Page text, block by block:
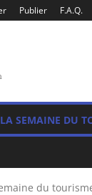
Publier F.A.Q.
SEMAINE DU
du